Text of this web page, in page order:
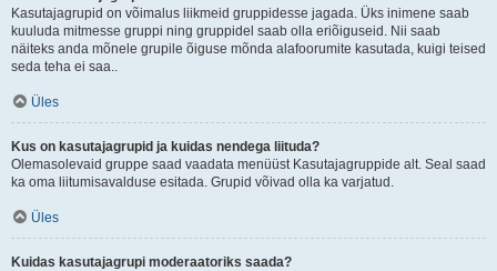
Kasutajagrupid on võimalus liikmeid gruppidesse jagada. Üks inimene saab
kuuluda mitmesse gruppi ning gruppidel saab olla eriõiguseid. Nii saab
näiteks anda mõnele grupile õiguse mõnda alafoorumite kasutada, kuigi teised
seda teha ei saa..
Üles
Kus on kasutajagrupid ja kuidas nendega liituda?
Olemasolevaid gruppe saad vaadata menüüst Kasutajagruppide alt. Seal saad
ka oma liitumisavalduse esitada. Grupid võivad olla ka varjatud.
Üles
Kuidas kasutajagrupi moderaatoriks saada?